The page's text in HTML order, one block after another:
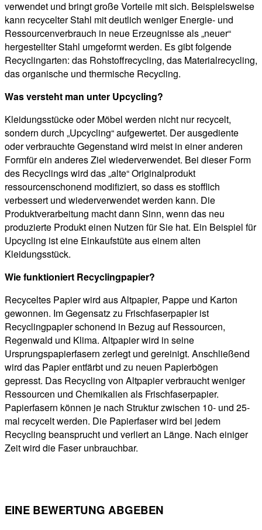
verwendet und bringt große Vorteile mit sich. Beispielsweise
kann recycelter Stahl mit deutlich weniger Energie- und
Ressourcenverbrauch in neue Erzeugnisse als „neuer“
hergestellter Stahl umgeformt werden. Es gibt folgende
Recyclingarten: das Rohstoffrecycling, das Materialrecycling,
das organische und thermische Recycling.
Was versteht man unter Upcycling?
Kleidungsstücke oder Möbel werden nicht nur recycelt,
sondern durch „Upcycling“ aufgewertet. Der ausgediente
oder verbrauchte Gegenstand wird meist in einer anderen
Formfür ein anderes Ziel wiederverwendet. Bei dieser Form
des Recyclings wird das „alte“ Originalprodukt
ressourcenschonend modifiziert, so dass es stofflich
verbessert und wiederverwendet werden kann. Die
Produktverarbeitung macht dann Sinn, wenn das neu
produzierte Produkt einen Nutzen für Sie hat. Ein Beispiel für
Upcycling ist eine Einkaufstüte aus einem alten
Kleidungsstück.
Wie funktioniert Recyclingpapier?
Recyceltes Papier wird aus Altpapier, Pappe und Karton
gewonnen. Im Gegensatz zu Frischfaserpapier ist
Recyclingpapier schonend in Bezug auf Ressourcen,
Regenwald und Klima. Altpapier wird in seine
Ursprungspapierfasern zerlegt und gereinigt. Anschließend
wird das Papier entfärbt und zu neuen Papierbögen
gepresst. Das Recycling von Altpapier verbraucht weniger
Ressourcen und Chemikalien als Frischfaserpapier.
Papierfasern können je nach Struktur zwischen 10- und 25-
mal recycelt werden. Die Papierfaser wird bei jedem
Recycling beansprucht und verliert an Länge. Nach einiger
Zeit wird die Faser unbrauchbar.
EINE BEWERTUNG ABGEBEN